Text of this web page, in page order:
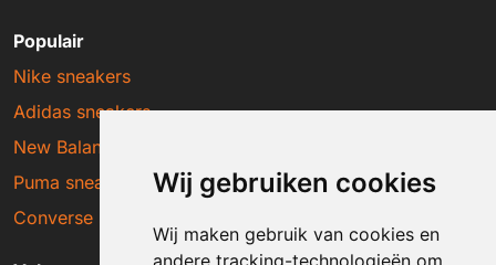
Wij gebruiken cookies
Wij maken gebruik van cookies en
andere tracking-technologieën om
Populair
Nike sneakers
Adidas sneakers
New Balance sneakers
Puma sneakers
Converse sneakers